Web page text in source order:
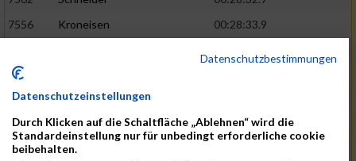
7556
Kroneisen
00:28:33.9
7540
7712
Welter
7670
Hensel
00:29:09.1
7507
Pingen
Datenschutzbestimmungen
Datenschutzeinstellungen
Durch Klicken auf die Schaltfläche „Ablehnen“ wird die
Standardeinstellung nur für unbedingt erforderliche cookie
beibehalten.